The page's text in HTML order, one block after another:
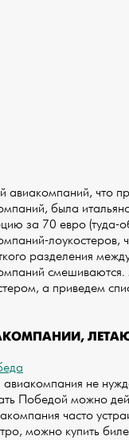
авиакомпаний, что
была
за 70 евро (туда-
лоукостеров,
разделения
смешиваются.
а приведем
не
Победой можно
часто
можно купить